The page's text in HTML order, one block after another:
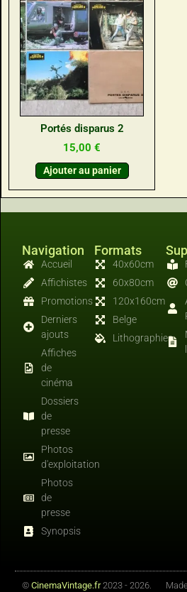
Portés disparus 2
15,00 €
Ajouter au panier
Navigation
Accueil
Affichistes
Promotions
Derniers
ajouts
Affiches
de
cinéma
Dossiers
de
presse
Photos
d'exploitation
Photos
de
presse
Synopsis
Formats
40x60cm
60x80cm
120x160cm
Belge
Lithographies
© CinemaVintage.fr2023 - 2026.